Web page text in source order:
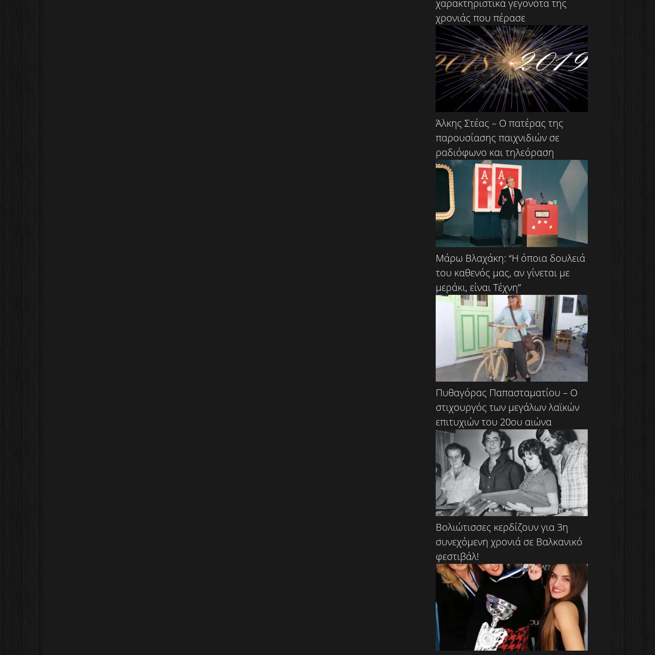
χαρακτηριστικά γεγονότα της
χρονιάς που πέρασε
Άλκης Στέας – Ο πατέρας της
παρουσίασης παιχνιδιών σε
ραδιόφωνο και τηλεόραση
Μάρω Βλαχάκη: “Η όποια δουλειά
του καθενός μας, αν γίνεται με
μεράκι, είναι Τέχνη”
Πυθαγόρας Παπασταματίου – Ο
στιχουργός των μεγάλων λαϊκών
επιτυχιών του 20ου αιώνα
Βολιώτισσες κερδίζουν για 3η
συνεχόμενη χρονιά σε Βαλκανικό
φεστιβάλ!